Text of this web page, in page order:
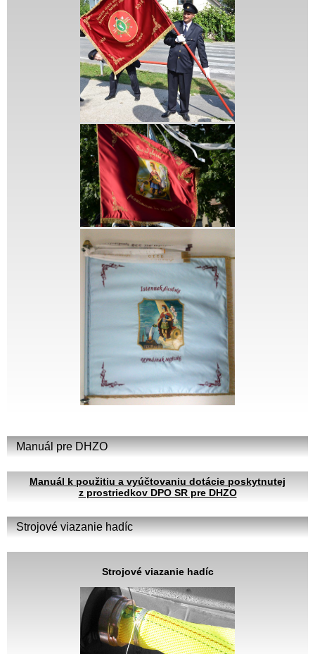
Manuál pre DHZO
Manuál k použitiu a vyúčtovaniu dotácie poskytnutej
z prostriedkov DPO SR pre DHZO
Strojové viazanie hadíc
Strojové viazanie hadíc